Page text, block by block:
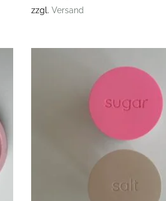
zzgl. Versand